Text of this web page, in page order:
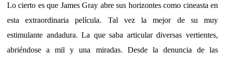
Lo cierto es que James Gray abre sus horizontes como cineasta en
esta extraordinaria película. Tal vez la mejor de su muy
estimulante andadura. La que saba articular diversas vertientes,
abriéndose a mil y una miradas. Desde la denuncia de las